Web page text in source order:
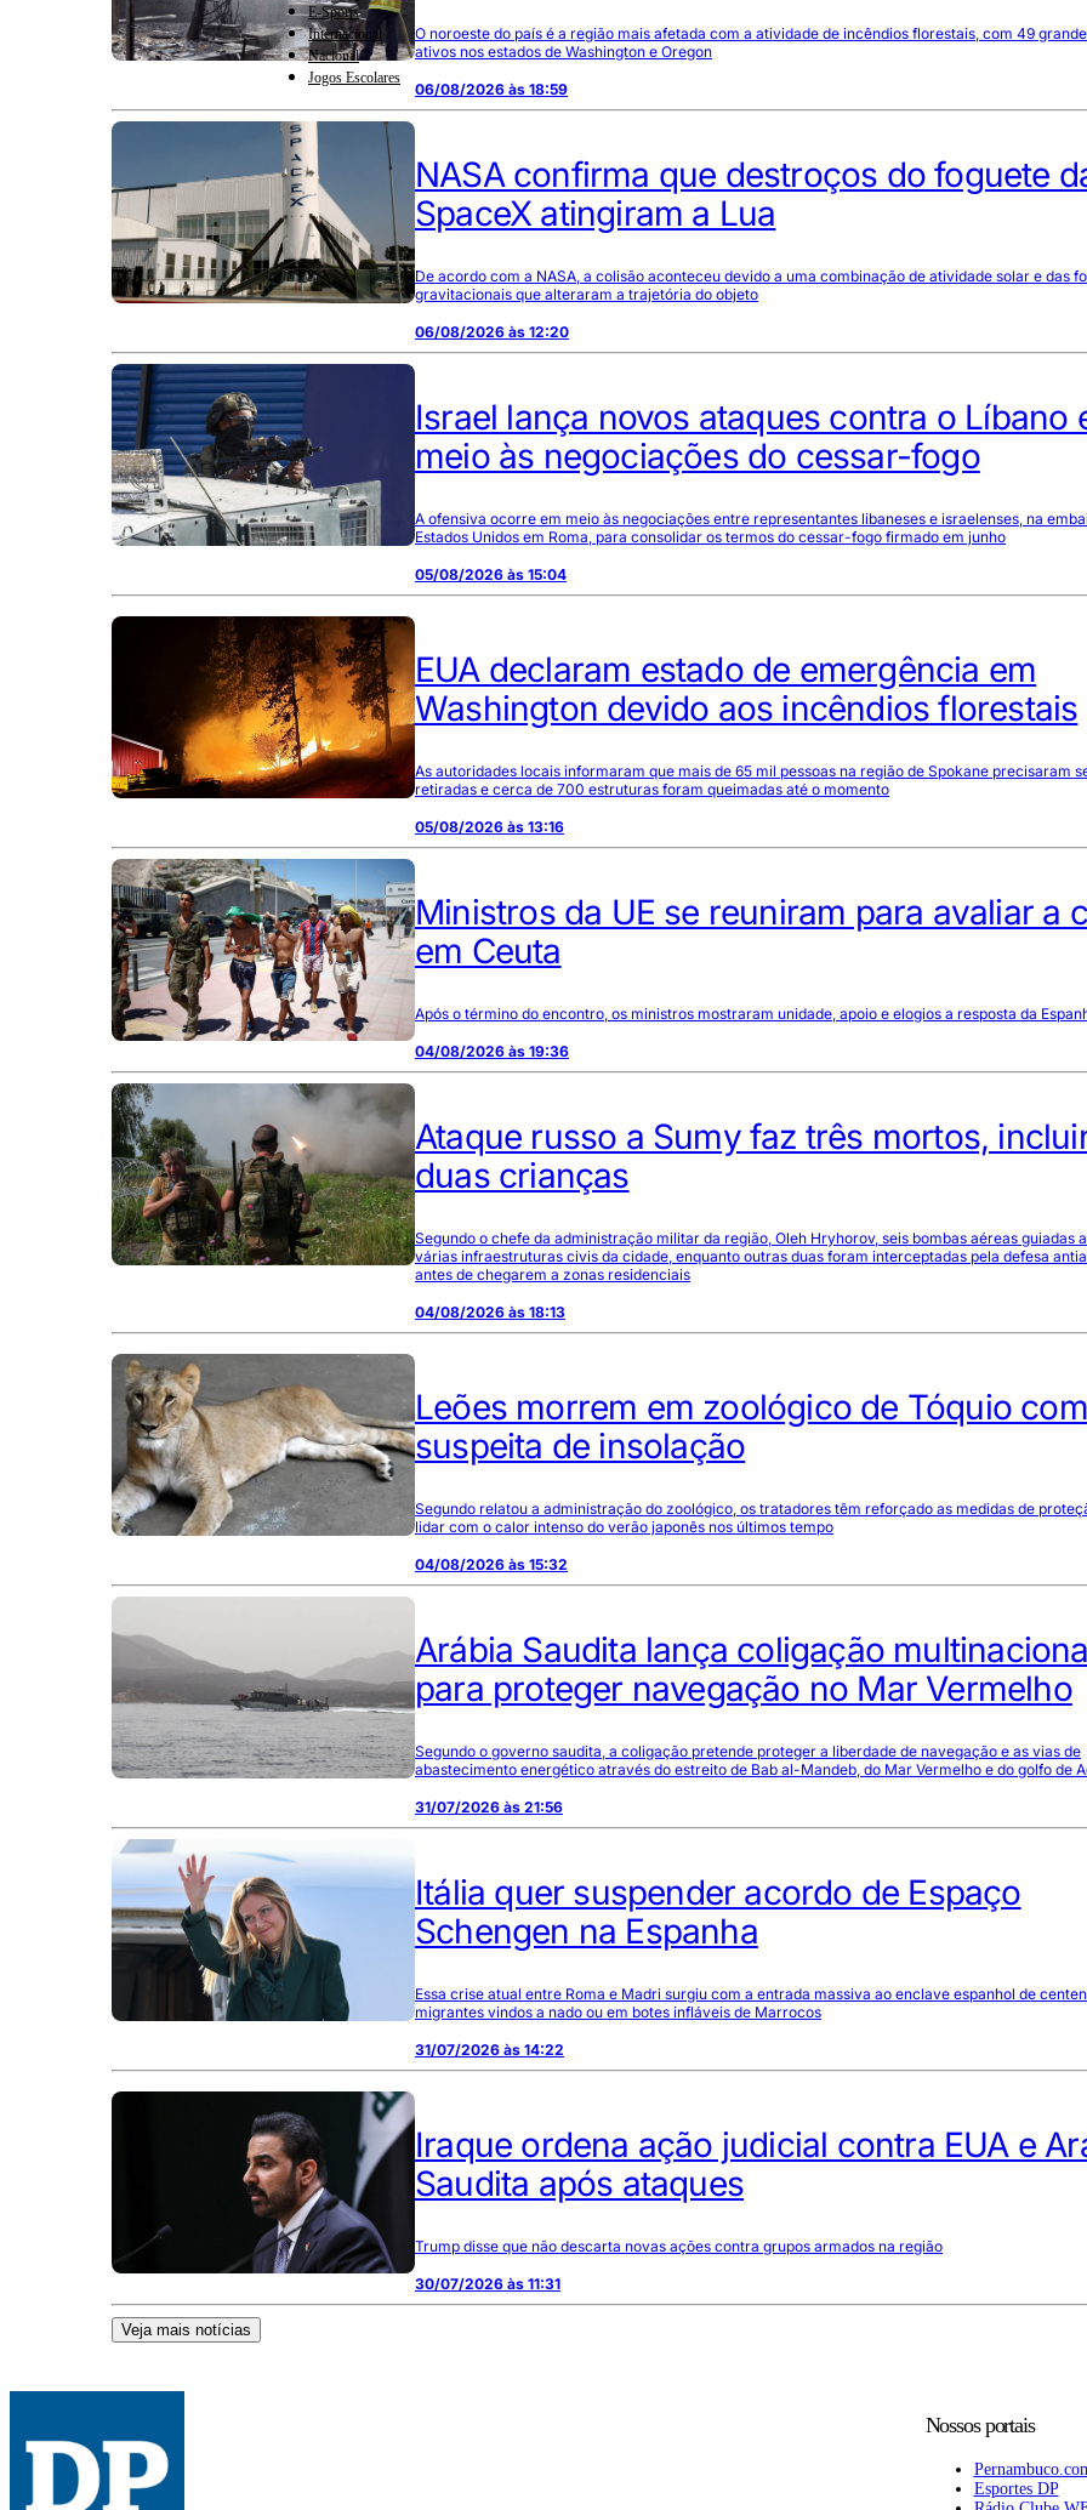
E-Sports
Internacional
Nacional
Jogos Escolares
O noroeste do país é a região mais afetada com a atividade de incêndios florestais, com 49
ativos nos estados de Washington e Oregon
06/08/2026 às 18:59
NASA confirma que destroços do foguete
SpaceX atingiram a Lua
De acordo com a NASA, a colisão aconteceu devido a uma combinação de atividade solar e das
gravitacionais que alteraram a trajetória do objeto
06/08/2026 às 12:20
Israel lança novos ataques contra o Líbano
meio às negociações do cessar-fogo
A ofensiva ocorre em meio às negociações entre representantes libaneses e israelenses, na
Estados Unidos em Roma, para consolidar os termos do cessar-fogo firmado em junho
05/08/2026 às 15:04
EUA declaram estado de emergência em
Washington devido aos incêndios florestais
As autoridades locais informaram que mais de 65 mil pessoas na região de Spokane precisaram
retiradas e cerca de 700 estruturas foram queimadas até o momento
05/08/2026 às 13:16
Ministros da UE se reuniram para avaliar a
em Ceuta
Após o término do encontro, os ministros mostraram unidade, apoio e elogios a resposta da
04/08/2026 às 19:36
Ataque russo a Sumy faz três mortos,
duas crianças
Segundo o chefe da administração militar da região, Oleh Hryhorov, seis bombas aéreas guiadas
várias infraestruturas civis da cidade, enquanto outras duas foram interceptadas pela defesa
antes de chegarem a zonas residenciais
04/08/2026 às 18:13
Leões morrem em zoológico de Tóquio com
suspeita de insolação
Segundo relatou a administração do zoológico, os tratadores têm reforçado as medidas de
lidar com o calor intenso do verão japonês nos últimos tempo
04/08/2026 às 15:32
Arábia Saudita lança coligação
para proteger navegação no Mar Vermelho
Segundo o governo saudita, a coligação pretende proteger a liberdade de navegação e as vias de
abastecimento energético através do estreito de Bab al-Mandeb, do Mar Vermelho e do golfo de
31/07/2026 às 21:56
Itália quer suspender acordo de Espaço
Schengen na Espanha
Essa crise atual entre Roma e Madri surgiu com a entrada massiva ao enclave espanhol de
migrantes vindos a nado ou em botes infláveis de Marrocos
31/07/2026 às 14:22
Iraque ordena ação judicial contra EUA e
Saudita após ataques
Trump disse que não descarta novas ações contra grupos armados na região
30/07/2026 às 11:31
Veja mais notícias
Nossos portais
Esportes DP